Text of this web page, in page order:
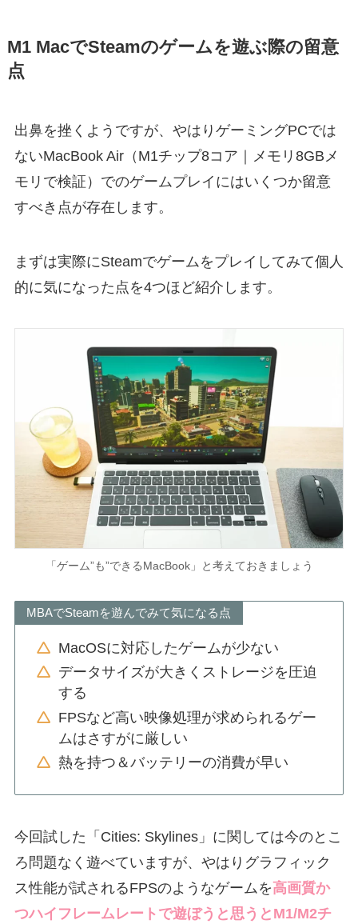
M1 MacでSteamのゲームを遊ぶ際の留意
点
出鼻を挫くようですが、やはりゲーミングPCでは
ないMacBook Air（M1チップ8コア｜メモリ8GBメ
モリで検証）でのゲームプレイにはいくつか留意
すべき点が存在します。
まずは実際にSteamでゲームをプレイしてみて個人
的に気になった点を4つほど紹介します。
「ゲーム”も”できるMacBook」と考えておきましょう
MBAでSteamを遊んでみて気になる点
MacOSに対応したゲームが少ない
データサイズが大きくストレージを圧迫
する
FPSなど高い映像処理が求められるゲー
ムはさすがに厳しい
熱を持つ＆バッテリーの消費が早い
今回試した「Cities: Skylines」に関しては今のとこ
ろ問題なく遊べていますが、やはりグラフィック
ス性能が試されるFPSのようなゲームを高画質か
つハイフレームレートで遊ぼうと思うとM1/M2チ